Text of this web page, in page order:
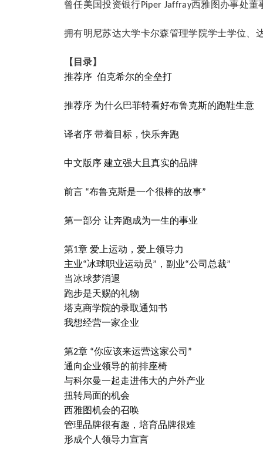
曾任美国投资银行Piper Jaffray西雅图 办事处董
拥有明尼苏达大学卡尔森管理学院学士学位、
【目录】
推荐序 伯克希尔的全垒打
推荐序 为什么巴菲特看好布鲁克斯的跑鞋生意
译者序 带着目标，快乐奔跑
中文版序 建立强大且真实的品牌
前言 “布鲁克斯是一个很棒的故事”
第一部分 让奔跑成为一生的事业
第1章 爱上运动，爱上领导力
主业“冰球职业运动员”，副业“公司总裁”
当冰球梦消退
跑步是天赐的礼物
塔克商学院的录取通知书
我想经营一家企业
第2章 “你应该来运营这家公司”
通向企业领导的前排座椅
与科尔曼一起走进伟大的户外产业
扭转局面的机会
西雅图机会的召唤
管理品牌很有趣，培育品牌很难
形成个人领导力宣言